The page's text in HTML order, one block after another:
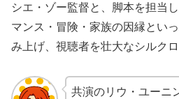
シエ・ゾー監督と、脚本を担当
マンス・冒険・家族の因縁とい
み上げ、視聴者を壮大なシルク
共演のリウ・ユーニ